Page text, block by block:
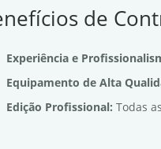
de
Experiência e
Equipamento de Alta
Edição Profissional: Todas